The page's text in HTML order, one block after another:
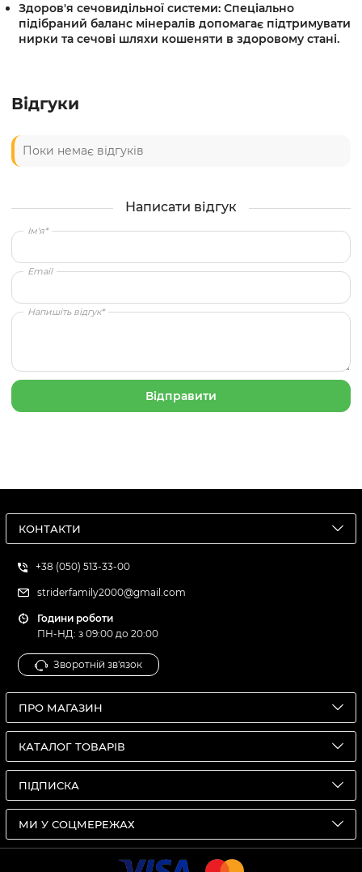
Здоров'я сечовидільної системи: Спеціально
підібраний баланс мінералів допомагає підтримувати
нирки та сечові шляхи кошеняти в здоровому стані.
Відгуки
Поки немає відгуків
Написати відгук
Ім'я*
Email
Напишіть відгук*
КОНТАКТИ
+38 (050) 513-33-00
striderfamily2000@gmail.com
Години роботи
ПН-НД: з 09:00 до 20:00
Зворотній зв'язок
ПРО МАГАЗИН
КАТАЛОГ ТОВАРІВ
ПІДПИСКА
МИ У СОЦМЕРЕЖАХ